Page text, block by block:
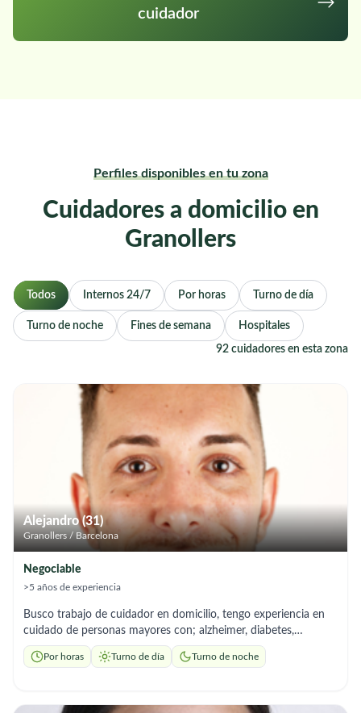
cuidador
Perfiles disponibles en tu zona
Cuidadores a domicilio en
Granollers
Todos Internos 24/7 Por horas Turno de día
Turno de noche Fines de semana Hospitales
92 cuidadores en esta zona
Alejandro (31)
Granollers / Barcelona
Negociable
>5 años de experiencia
Busco trabajo de cuidador en domicilio, tengo experiencia en
cuidado de personas mayores con; alzheimer, diabetes,
movilidad reducida,soy serio y responsable disponibilidad
inmediata: 12€ la hora de lunes a viernes. 15€ la hora fin de
Por horas Turno de día Turno de noche